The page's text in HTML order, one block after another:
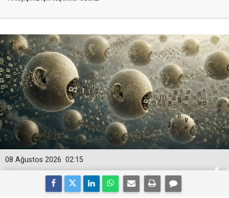
02:15
08 Ağustos 2026